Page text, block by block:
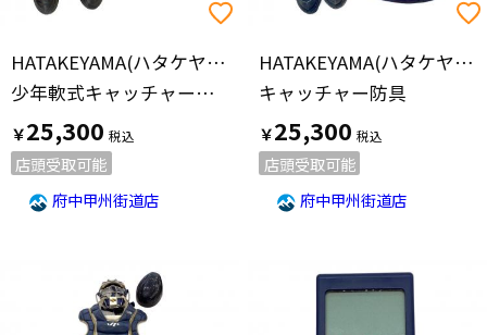
HATAKEYAMA(ハタケヤマ)
少年軟式キャッチャーギア3点セット
￥25,300
店頭受取可能
府中甲州街道店
HATAKEYAMA(ハタケヤマ)
キャッチャー防具
￥25,300
店頭受取可能
府中甲州街道店